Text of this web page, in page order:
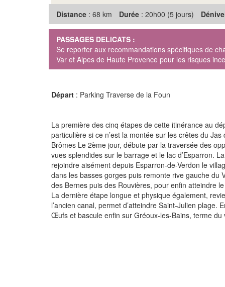
Distance : 68 km Durée : 20h00 (5 jours)
PASSAGES DELICATS :
Se reporter aux recommandations spécifiques de
Var et Alpes de Haute Provence pour les risques
Départ : Parking Traverse de la Foun
La première des cinq étapes de cette itinérance au
particulière si ce n’est la montée sur les crêtes du
Brômes Le 2ème jour, débute par la traversée des
vues splendides sur le barrage et le lac d’Esparron.
rejoindre aisément depuis Esparron-de-Verdon le
dans les basses gorges puis remonte rive gauche du
des Bernes puis des Rouvières, pour enfin atteindre
La dernière étape longue et physique également,
l’ancien canal, permet d’atteindre Saint-Julien
Œufs et bascule enfin sur Gréoux-les-Bains, terme du